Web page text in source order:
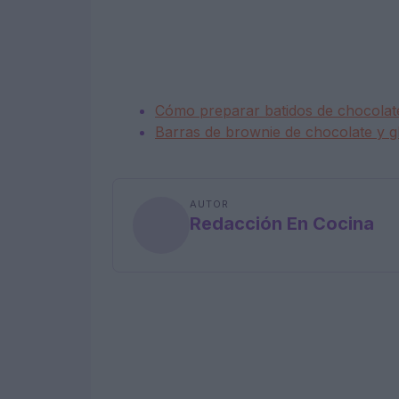
Cómo preparar batidos de
Barras de brownie de chocolate y
AUTOR
Redacción En Cocina